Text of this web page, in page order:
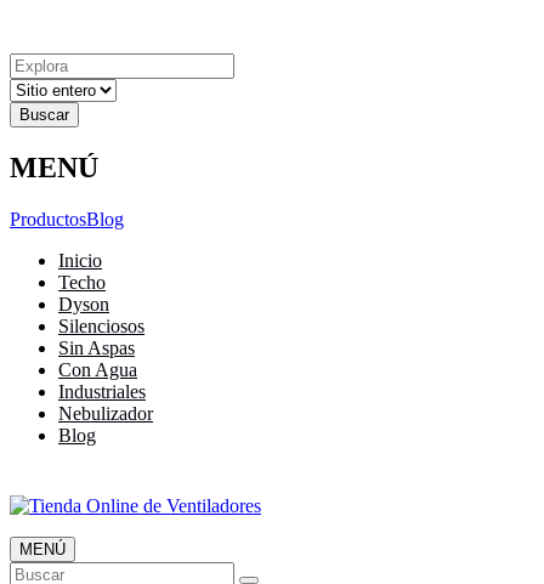
Resultados
para
MENÚ
ProductosBlog
Inicio
Techo
Dyson
Silenciosos
Sin Aspas
Con Agua
Industriales
Nebulizador
Blog
Tienda Online de Ventiladores
MENÚ
Buscar